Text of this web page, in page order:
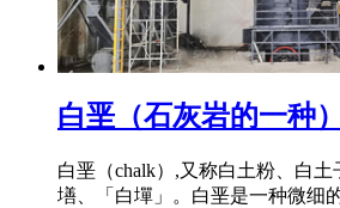
白垩（石灰岩的一种
白垩（chalk）,又称白土粉、白
墡、「白墠」。白垩是一种微细